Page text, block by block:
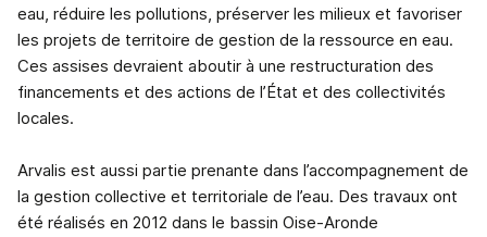
eau, réduire les pollutions, préserver les milieux et favoriser
les projets de territoire de gestion de la ressource en eau.
Ces assises devraient aboutir à une restructuration des
financements et des actions de l’État et des collectivités
locales.
Arvalis est aussi partie prenante dans l’accompagnement de
la gestion collective et territoriale de l’eau. Des travaux ont
été réalisés en 2012 dans le bassin Oise-Aronde